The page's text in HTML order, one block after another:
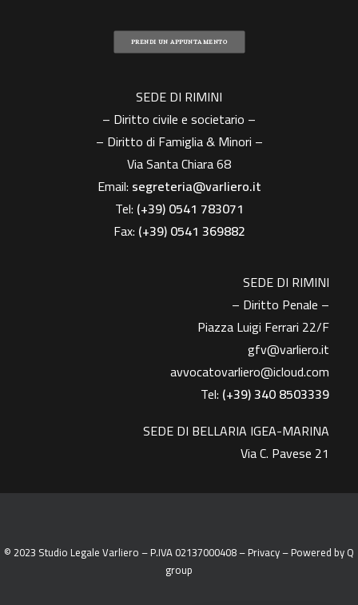
PRENDI UN APPUNTAMENTO
SEDE DI RIMINI
– Diritto civile e societario –
– Diritto di Famiglia & Minori –
Via Santa Chiara 68
Email: segreteria@varliero.it
Tel: (+39) 0541 783071
Fax: (+39)0541 369882
SEDE DI RIMINI
– Diritto Penale –
Piazza Luigi Ferrari 22/F
gfv@varliero.it
avvocatovarliero@icloud.com
Tel: (+39) 340 8503339
SEDE DI BELLARIA IGEA-MARINA
Via C. Pavese 21
© 2023 Studio Legale Varliero – P.IVA 02137000408 –Privacy– Powered byQ
group